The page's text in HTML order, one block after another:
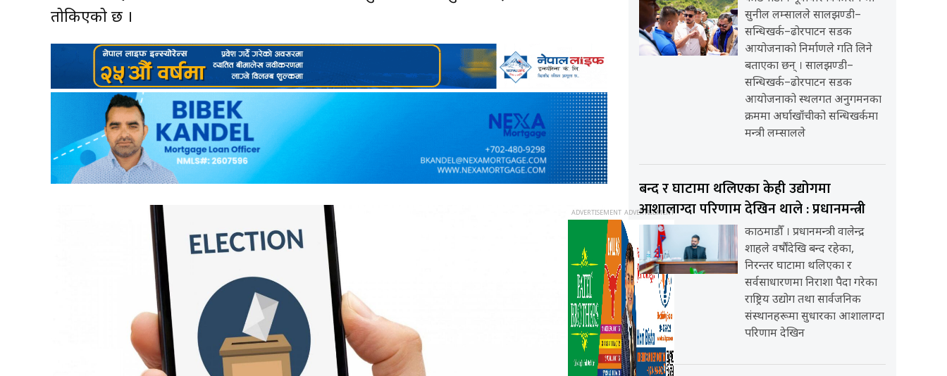
तोकिएको छ ।
सुनील लम्सालले सालझण्डी–
सन्धिखर्क–ढोरपाटन सडक
आयोजनाको निर्माणले गति लिने
बताएका छन् । सालझण्डी–
सन्धिखर्क–ढोरपाटन सडक
आयोजनाको स्थलगत अनुगमनका
क्रममा अर्घाखाँचीको सन्धिखर्कमा
मन्त्री लम्सालले
बन्द र घाटामा थलिएका केही उद्योगमा
आशालाग्दा परिणाम देखिन थाले : प्रधानमन्त्री
काठमाडौँ । प्रधानमन्त्री वालेन्द्र
शाहले वर्षौंदेखि बन्द रहेका,
निरन्तर घाटामा थलिएका र
सर्वसाधारणमा निराशा पैदा गरेका
राष्ट्रिय उद्योग तथा सार्वजनिक
संस्थानहरूमा सुधारका आशालाग्दा
परिणाम देखिन